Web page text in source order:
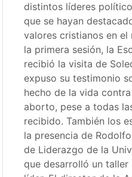
distintos líderes
que se hayan
valores cristianos en
la primera sesión, la
recibió la visita de
expuso su testimonio
hecho de la vida
aborto, pese a todas
recibido. También los
la presencia de
de Liderazgo de la
que desarrolló un